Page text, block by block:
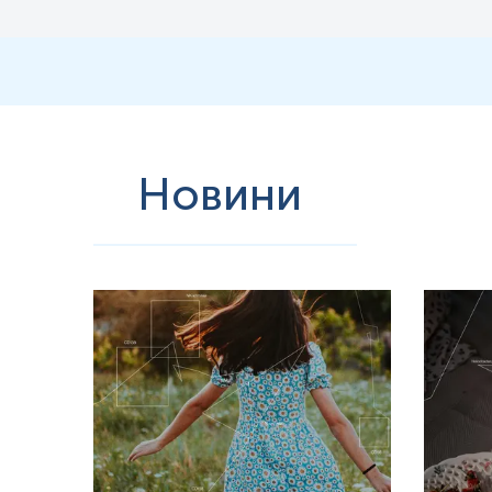
Проведення медикаментозного лікування.
Одиниці вимірювання, референтні значення та діапазон
Кров відбирається натщесерце (через 8-12 год після прийому
Новини